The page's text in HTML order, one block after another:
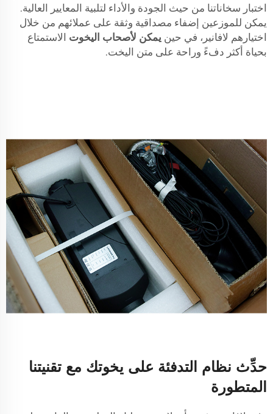
اختبار سخاناتنا من حيث الجودة والأداء لتلبية المعايير العالية.
يمكن للموزعين إضفاء مصداقية وثقة على عملائهم من خلال
اختيارهم لافانير، في حين يمكن لأصحاب اليخوت الاستمتاع
بحياة أكثر دفءً وراحة على متن اليخت.
حدِّث نظام التدفئة على يخوتك مع تقنيتنا
المتطورة